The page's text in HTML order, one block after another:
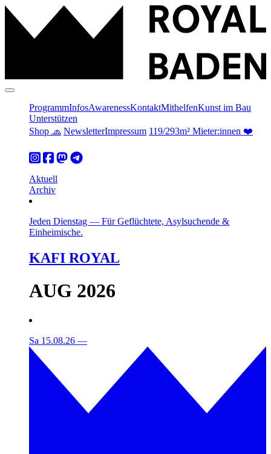
ProgrammInfosAwarenessKontaktMithelfenKunst im Bau
Unterstützen
Shop 🧢 NewsletterImpressum 119/293m² Mieter:innen ❤️
Aktuell
Archiv
Jeden Dienstag — Für Geflüchtete, Asylsuchende &
Einheimische.
KAFI ROYAL
AUG 2026
Sa 15.08.26 —